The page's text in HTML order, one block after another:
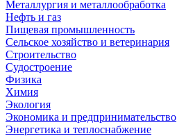
Металлургия и металлообработка
Нефть и газ
Пищевая промышленность
Сельское хозяйство и ветеринария
Строительство
Судостроение
Физика
Химия
Экология
Экономика и предпринимательство
Энергетика и теплоснабжение